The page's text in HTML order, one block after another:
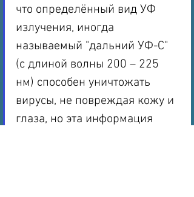
что определённый вид УФ
излучения, иногда
называемый "дальний УФ-С"
(с длиной волны 200 – 225
нм) способен уничтожать
вирусы, не повреждая кожу и
глаза, но эта информация